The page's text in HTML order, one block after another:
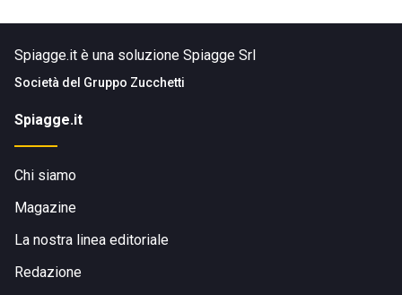
Spiagge.it è una soluzione Spiagge Srl
Società del Gruppo Zucchetti
Spiagge.it
Chi siamo
Magazine
La nostra linea editoriale
Redazione